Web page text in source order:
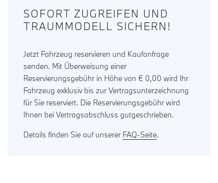
SOFORT ZUGREIFEN UND
TRAUMMODELL SICHERN!
Jetzt Fahrzeug reservieren und Kaufanfrage
senden. Mit Überweisung einer
Reservierungsgebühr in Höhe von € 0,00 wird Ihr
Fahrzeug exklusiv bis zur Vertragsunterzeichnung
für Sie reserviert. Die Reservierungsgebühr wird
Ihnen bei Vertragsabschluss gutgeschrieben.
Details finden Sie auf unserer FAQ-Seite.